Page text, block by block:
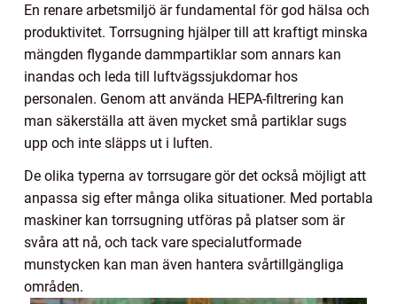
En renare arbetsmiljö är fundamental för god hälsa och
produktivitet. Torrsugning hjälper till att kraftigt minska
mängden flygande dammpartiklar som annars kan
inandas och leda till luftvägssjukdomar hos
personalen. Genom att använda HEPA-filtrering kan
man säkerställa att även mycket små partiklar sugs
upp och inte släpps ut i luften.
De olika typerna av torrsugare gör det också möjligt att
anpassa sig efter många olika situationer. Med portabla
maskiner kan torrsugning utföras på platser som är
svåra att nå, och tack vare specialutformade
munstycken kan man även hantera svårtillgängliga
områden.